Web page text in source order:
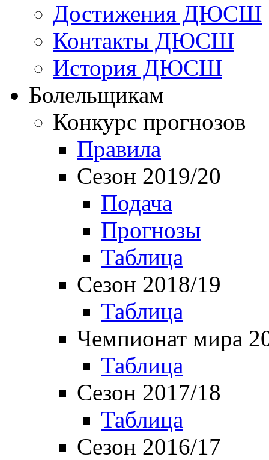
Достижения ДЮСШ
Контакты ДЮСШ
История ДЮСШ
Болельщикам
Конкурс прогнозов
Правила
Сезон 2019/20
Подача
Прогнозы
Таблица
Сезон 2018/19
Таблица
Чемпионат мира
Таблица
Сезон 2017/18
Таблица
Сезон 2016/17